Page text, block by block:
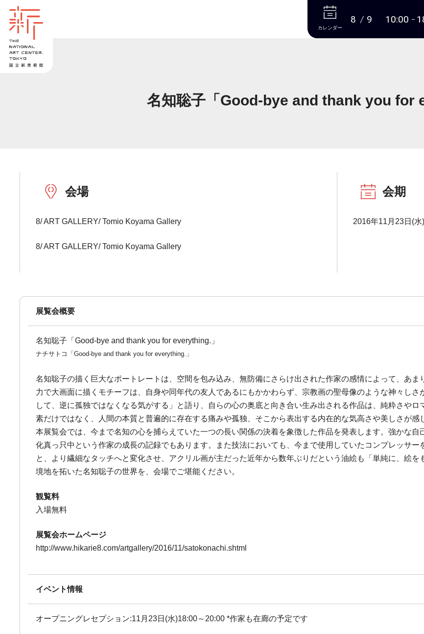
本文へ
カレンダー
8 9 10:00
名知聡子「Good-bye and thank you for
会場
8/ ART GALLERY/ Tomio Koyama Gallery
8/ ART GALLERY/ Tomio Koyama Gallery
会期
2016年11月23日(
展覧会概要
名知聡子「Good-bye and thank you for everything.」
ナチサトコ「Good-bye and thank you for everything.」
名知聡子の描く巨大なポートレートは、空間を包み込み、無防備にさらけ出された作家の感情によって、あ
力で大画面に描くモチーフは、自身や同年代の友人であるにもかかわらず、宗教画の聖母像のような神々し
して、逆に孤独ではなくなる気がする」と語り、自らの心の奥底と向き合い生み出される作品は、純粋さや
素だけではなく、人間の本質と普遍的に存在する痛みや孤独、そこから表出する内在的な気高さや美しさが感
本展覧会では、今まで名知の心を捕らえていた一つの長い関係の決着を象徴した作品を発表します。強かな
化真っ只中という作家の成長の記録でもあります。また技法においても、今まで使用していたコンプレッサ
と、より繊細なタッチへと変化させ、アクリル画が主だった近年から数年ぶりだという油絵も「単純に、絵
境地を拓いた名知聡子の世界を、会場でご堪能ください。
観覧料
入場無料
展覧会ホームページ
http://www.hikarie8.com/artgallery/2016/11/satokonachi.shtml
イベント情報
オープニングレセプション:11月23日(水)18:00～20:00 *作家も在廊の予定です